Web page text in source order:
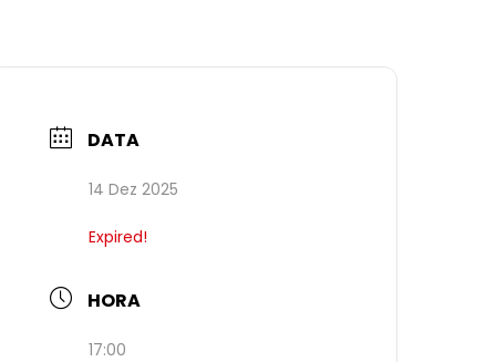
DATA
14 Dez 2025
Expired!
HORA
17:00